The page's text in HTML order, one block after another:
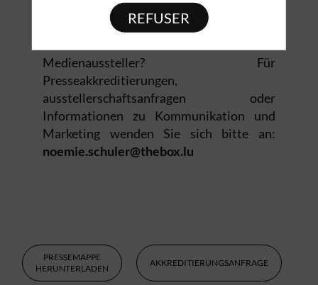
Medienaussteller? Für
Presseakkreditierungen,
ausstellerschaftsanfragen oder
Informationen zu Kommunikation und
Marketing wenden Sie sich bitte an:
PRESSEMAPPE
HERUNTERLADEN
AKKREDITIERUNGSANFRAGE
REFUSER